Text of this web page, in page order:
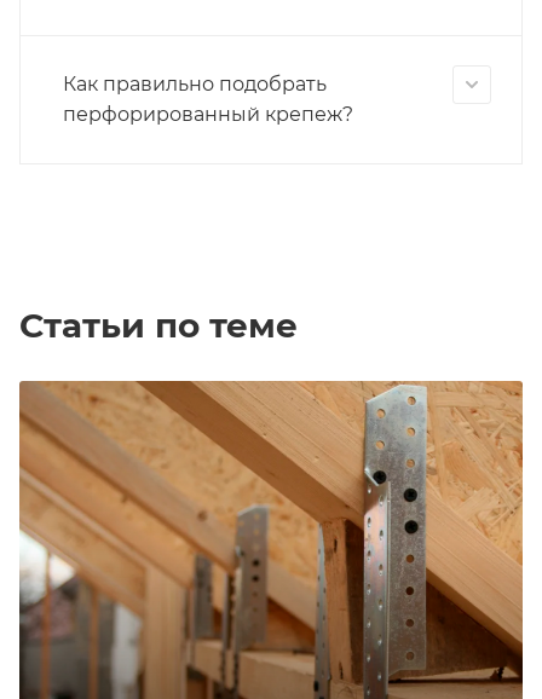
Как правильно подобрать
перфорированный крепеж?
Статьи по теме